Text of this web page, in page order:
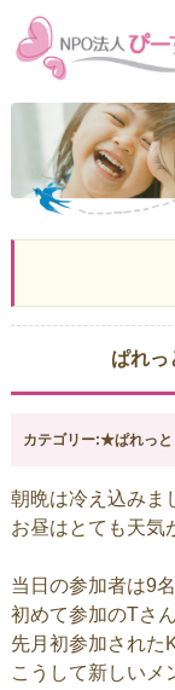
ぱれっ
カテゴリー:★ぱれっ
朝晩は冷え込みま
お昼はとても天気
当日の参加者は9名
初めて参加のTさ
先月初参加された
こうして新しいメ